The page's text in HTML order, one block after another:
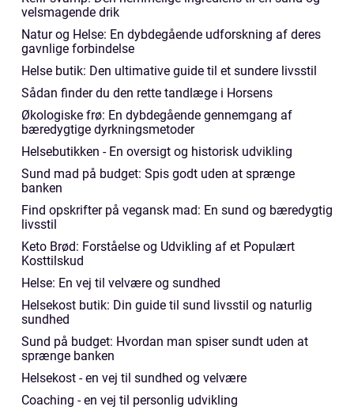
velsmagende drik
Natur og Helse: En dybdegående udforskning af deres
gavnlige forbindelse
Helse butik: Den ultimative guide til et sundere livsstil
Sådan finder du den rette tandlæge i Horsens
Økologiske frø: En dybdegående gennemgang af
bæredygtige dyrkningsmetoder
Helsebutikken - En oversigt og historisk udvikling
Sund mad på budget: Spis godt uden at sprænge
banken
Find opskrifter på vegansk mad: En sund og bæredygtig
livsstil
Keto Brød: Forståelse og Udvikling af et Populært
Kosttilskud
Helse: En vej til velvære og sundhed
Helsekost butik: Din guide til sund livsstil og naturlig
sundhed
Sund på budget: Hvordan man spiser sundt uden at
sprænge banken
Helsekost - en vej til sundhed og velvære
Coaching - en vej til personlig udvikling